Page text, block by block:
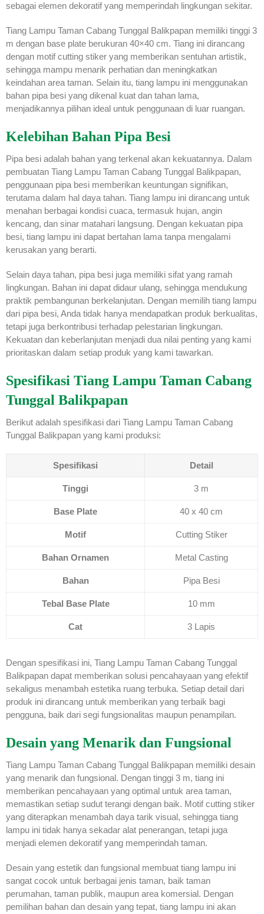
sebagai elemen dekoratif yang memperindah lingkungan sekitar.
Tiang Lampu Taman Cabang Tunggal Balikpapan memiliki tinggi 3
m dengan base plate berukuran 40×40 cm. Tiang ini dirancang
dengan motif cutting stiker yang memberikan sentuhan artistik,
sehingga mampu menarik perhatian dan meningkatkan
keindahan area taman. Selain itu, tiang lampu ini menggunakan
bahan pipa besi yang dikenal kuat dan tahan lama,
menjadikannya pilihan ideal untuk penggunaan di luar ruangan.
Kelebihan Bahan Pipa Besi
Pipa besi adalah bahan yang terkenal akan kekuatannya. Dalam
pembuatan Tiang Lampu Taman Cabang Tunggal Balikpapan,
penggunaan pipa besi memberikan keuntungan signifikan,
terutama dalam hal daya tahan. Tiang lampu ini dirancang untuk
menahan berbagai kondisi cuaca, termasuk hujan, angin
kencang, dan sinar matahari langsung. Dengan kekuatan pipa
besi, tiang lampu ini dapat bertahan lama tanpa mengalami
kerusakan yang berarti.
Selain daya tahan, pipa besi juga memiliki sifat yang ramah
lingkungan. Bahan ini dapat didaur ulang, sehingga mendukung
praktik pembangunan berkelanjutan. Dengan memilih tiang lampu
dari pipa besi, Anda tidak hanya mendapatkan produk berkualitas,
tetapi juga berkontribusi terhadap pelestarian lingkungan.
Kekuatan dan keberlanjutan menjadi dua nilai penting yang kami
prioritaskan dalam setiap produk yang kami tawarkan.
Spesifikasi Tiang Lampu Taman Cabang
Tunggal Balikpapan
Berikut adalah spesifikasi dari Tiang Lampu Taman Cabang
Tunggal Balikpapan yang kami produksi:
Spesifikasi Detail
Tinggi 3 m
Base Plate 40 x 40 cm
Motif Cutting Stiker
Bahan Ornamen Metal Casting
Bahan Pipa Besi
Tebal Base Plate 10 mm
Cat 3 Lapis
Dengan spesifikasi ini, Tiang Lampu Taman Cabang Tunggal
Balikpapan dapat memberikan solusi pencahayaan yang efektif
sekaligus menambah estetika ruang terbuka. Setiap detail dari
produk ini dirancang untuk memberikan yang terbaik bagi
pengguna, baik dari segi fungsionalitas maupun penampilan.
Desain yang Menarik dan Fungsional
Tiang Lampu Taman Cabang Tunggal Balikpapan memiliki desain
yang menarik dan fungsional. Dengan tinggi 3 m, tiang ini
memberikan pencahayaan yang optimal untuk area taman,
memastikan setiap sudut terangi dengan baik. Motif cutting stiker
yang diterapkan menambah daya tarik visual, sehingga tiang
lampu ini tidak hanya sekadar alat penerangan, tetapi juga
menjadi elemen dekoratif yang memperindah taman.
Desain yang estetik dan fungsional membuat tiang lampu ini
sangat cocok untuk berbagai jenis taman, baik taman
perumahan, taman publik, maupun area komersial. Dengan
pemilihan bahan dan desain yang tepat, tiang lampu ini akan